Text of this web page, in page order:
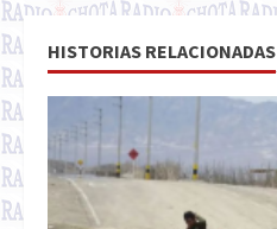
HISTORIAS RELACIONADAS